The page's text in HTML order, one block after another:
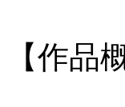
【作品